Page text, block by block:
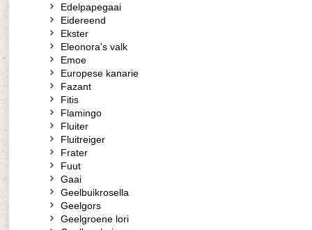
Edelpapegaai
Eidereend
Ekster
Eleonora's valk
Emoe
Europese kanarie
Fazant
Fitis
Flamingo
Fluiter
Fluitreiger
Frater
Fuut
Gaai
Geelbuikrosella
Geelgors
Geelgroene lori